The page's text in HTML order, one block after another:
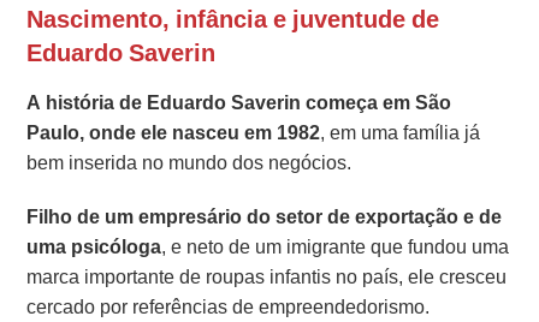
Nascimento, infância e juventude de
Eduardo Saverin
A história de Eduardo Saverin começa em São
Paulo, onde ele nasceu em 1982, em uma família já
bem inserida no mundo dos negócios.
Filho de um empresário do setor de exportação e de
uma psicóloga, e neto de um imigrante que fundou uma
marca importante de roupas infantis no país, ele cresceu
cercado por referências de empreendedorismo.